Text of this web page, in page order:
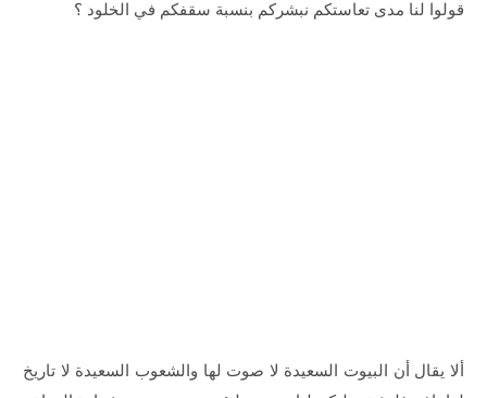
قولوا لنا مدى تعاستكم نبشركم بنسبة سقفكم في الخلود ؟
ألا يقال أن البيوت السعيدة لا صوت لها والشعوب السعيدة لا تاريخ